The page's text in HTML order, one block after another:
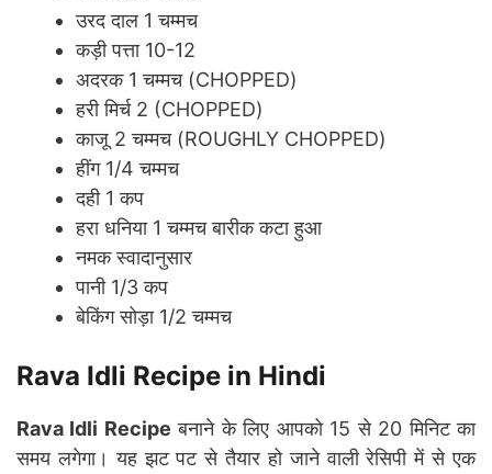
उरद दाल 1 चम्मच
कड़ी पत्ता 10-12
अदरक 1 चम्मच (CHOPPED)
हरी मिर्च 2 (CHOPPED)
काजू 2 चम्मच (ROUGHLY CHOPPED)
हींग 1/4 चम्मच
दही 1 कप
हरा धनिया 1 चम्मच बारीक कटा हुआ
नमक स्वादानुसार
पानी 1/3 कप
बेकिंग सोड़ा 1/2 चम्मच
Rava Idli Recipe in Hindi
Rava Idli Recipe बनाने के लिए आपको 15 से 20 मिनिट का
समय लगेगा। यह झट पट से तैयार हो जाने वाली रेसिपी में से एक